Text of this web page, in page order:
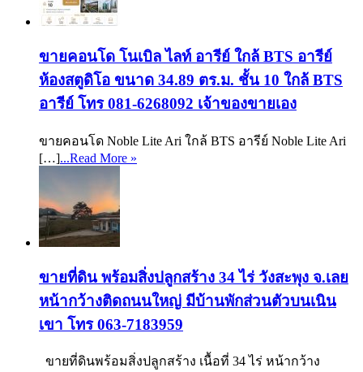
ขายคอนโด โนเบิล ไลท์ อารีย์ ใกล้ BTS อารีย์
ห้องสตูดิโอ ขนาด 34.89 ตร.ม. ชั้น 10 ใกล้ BTS
อารีย์ โทร 081-6268092 เจ้าของขายเอง
ขายคอนโด Noble Lite Ari ใกล้ BTS อารีย์ Noble Lite Ari
[…]...Read More »
ขายที่ดิน พร้อมสิ่งปลูกสร้าง 34 ไร่ วังสะพุง จ.เลย
หน้ากว้างติดถนนใหญ่ มีบ้านพักส่วนตัวบนเนิน
เขา โทร 063-7183959
ขายที่ดินพร้อมสิ่งปลูกสร้าง เนื้อที่ 34 ไร่ หน้ากว้าง